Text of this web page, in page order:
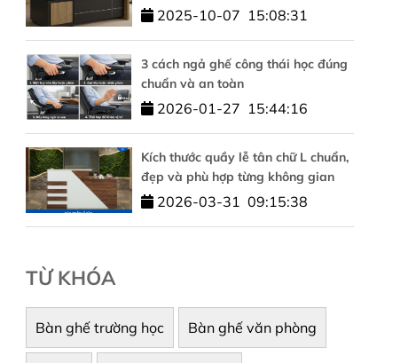
2025-10-07 15:08:31
3 cách ngả ghế công thái học đúng
chuẩn và an toàn
2026-01-27 15:44:16
Kích thước quầy lễ tân chữ L chuẩn,
đẹp và phù hợp từng không gian
2026-03-31 09:15:38
TỪ KHÓA
Bàn ghế trường học Bàn ghế văn phòng